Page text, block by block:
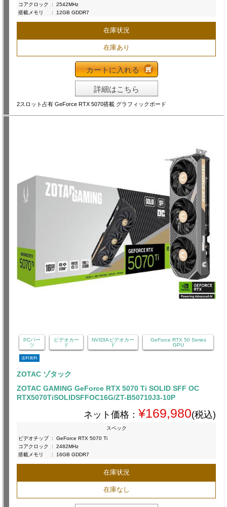
コアクロック
:
2542MHz
搭載メモリ
: 12GB GDDR7
在庫状況
在庫あり
カートに入れる
詳細はこちら
2スロット占有 GeForce RTX 5070搭載 グラフィックボード
PCパー
ツ
ビデオカー
ド
NVIDIAビデオカー
ド
GeForce RTX 50 Series
GPU
送料無料
ZOTAC ゾタック
ZOTAC GAMING GeForce RTX 5070 Ti SOLID SFF OC
RTX5070TiSOLIDSFFOC16G/ZT-B50710J3-10P
ネット価格： ¥169,980(税込)
スペック
ビデオチップ :
GeForce RTX 5070 Ti
コアクロック
:
2482MHz
搭載メモリ
: 16GB GDDR7
在庫状況
在庫なし